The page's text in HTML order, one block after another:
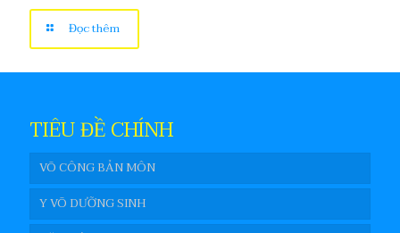
Đọc thêm
TIÊU ĐỀ CHÍNH
VÕ CÔNG BẢN MÔN
Y VÕ DƯỠNG SINH